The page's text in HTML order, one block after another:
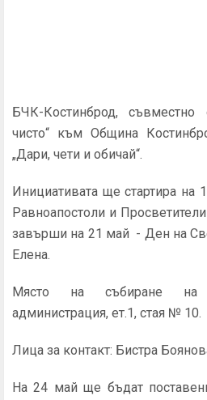
БЧК-Костинброд,
чисто“ към Община
„Дари, чети и обичай“.
Инициативата ще стартира на
Равноапостоли и
завърши на 21 май - Ден на
Елена.
Място на събиране на
администрация, ет.1, стая № 10.
Лица за контакт: Бистра
На 24 май ще бъдат